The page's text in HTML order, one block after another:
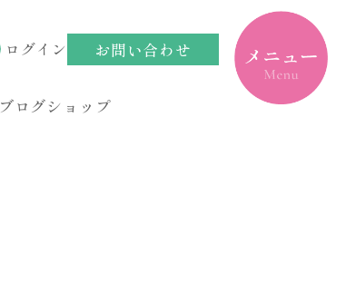
ログイン お問い合わせ
ブログショップ
toggle
navigation